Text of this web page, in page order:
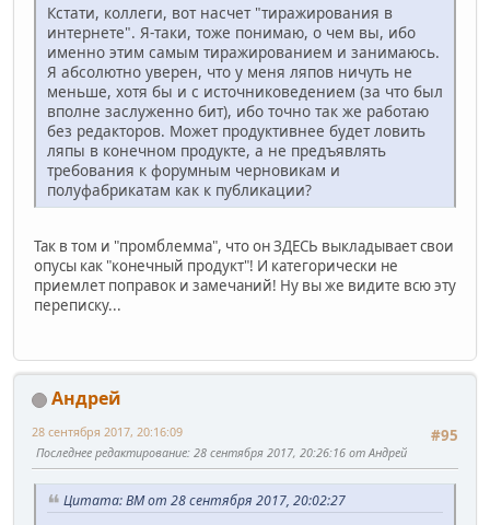
Кстати, коллеги, вот насчет "тиражирования в
интернете". Я-таки, тоже понимаю, о чем вы, ибо
именно этим самым тиражированием и занимаюсь.
Я абсолютно уверен, что у меня ляпов ничуть не
меньше, хотя бы и с источниковедением (за что был
вполне заслуженно бит), ибо точно так же работаю
без редакторов. Может продуктивнее будет ловить
ляпы в конечном продукте, а не предъявлять
требования к форумным черновикам и
полуфабрикатам как к публикации?
Так в том и "промблемма", что он ЗДЕСЬ выкладывает свои
опусы как "конечный продукт"! И категорически не
приемлет поправок и замечаний! Ну вы же видите всю эту
переписку...
Андрей
#95
28 сентября 2017, 20:16:09
Последнее редактирование: 28 сентября 2017, 20:26:16 от Андрей
Цитата: BM от 28 сентября 2017, 20:02:27